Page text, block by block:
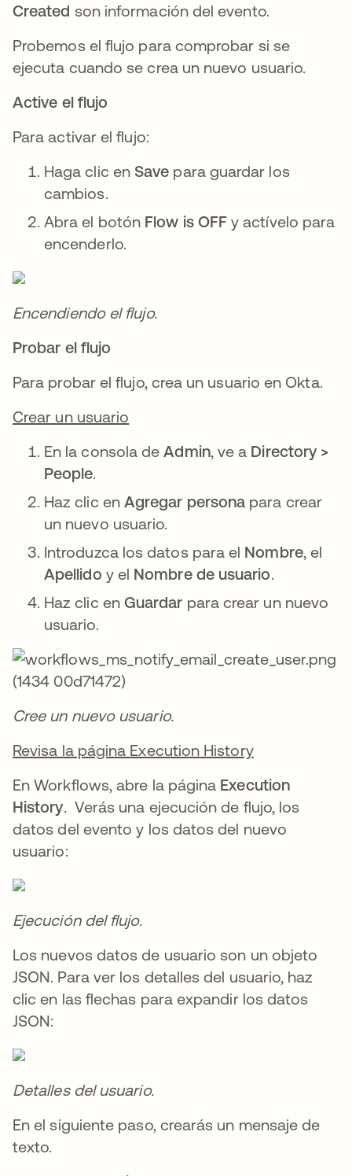
Created son información del evento.
Probemos el flujo para comprobar si se
ejecuta cuando se crea un nuevo usuario.
Active el flujo
Para activar el flujo:
Haga clic en Save para guardar los
cambios.
Abra el botón Flow is OFF y actívelo para
encenderlo.
Encendiendo el flujo.
Probar el flujo
Para probar el flujo, crea un usuario en Okta.
Crear un usuario
En la consola deAdmin, ve a Directory >
People.
Haz clic en Agregar persona para crear
un nuevo usuario.
Introduzca los datos para el Nombre, el
Apellido y el Nombre de usuario.
Haz clic en Guardar para crear un nuevo
usuario.
Cree un nuevo usuario.
Revisa la página Execution History
En Workflows, abre la página Execution
History. Verás una ejecución de flujo, los
datos del evento y los datos del nuevo
usuario:
Ejecución del flujo.
Los nuevos datos de usuario son un objeto
JSON. Para ver los detalles del usuario, haz
clic en las flechas para expandir los datos
JSON:
Detalles del usuario.
En el siguiente paso, crearás un mensaje de
texto.